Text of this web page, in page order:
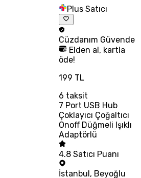
Plus Satıcı
Cüzdanım Güvende
Elden al, kartla
öde!
199 TL
6 taksit
7 Port USB Hub
Çoklayıcı Çoğaltıcı
Onoff Düğmeli Işıklı
Adaptörlü
4.8 Satıcı Puanı
İstanbul, Beyoğlu